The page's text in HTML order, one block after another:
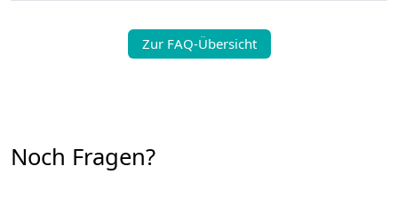
Zur FAQ-Übersicht
Noch Fragen?